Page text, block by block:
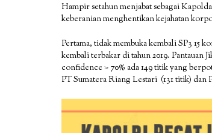
Hampir setahun menjabat sebagai
keberanian menghentikan kejahatan
Pertama, tidak membuka kembali SP3 15
kembali terbakar di tahun 2019. Pantauan
confidence > 70% ada 149 titik yang
PT Sumatera Riang Lestari (131 titik) dan